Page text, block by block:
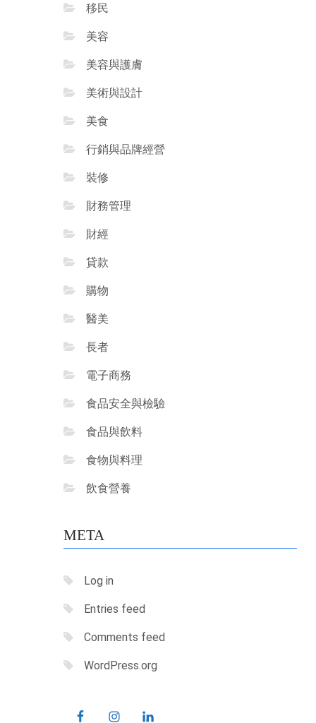
移民
美容
美容與護膚
美術與設計
美食
行銷與品牌經營
裝修
財務管理
財經
貸款
購物
醫美
長者
電子商務
食品安全與檢驗
食品與飲料
食物與料理
飲食營養
META
Log in
Entries feed
Comments feed
WordPress.org